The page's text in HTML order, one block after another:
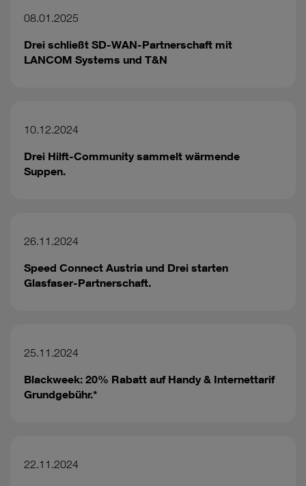
08.01.2025
Drei schließt SD-WAN-Partnerschaft mit
LANCOM Systems und T&N
10.12.2024
Drei Hilft-Community sammelt wärmende
Suppen.
26.11.2024
Speed Connect Austria und Drei starten
Glasfaser-Partnerschaft.
25.11.2024
Blackweek: 20% Rabatt auf Handy & Internettarif
Grundgebühr.*
22.11.2024